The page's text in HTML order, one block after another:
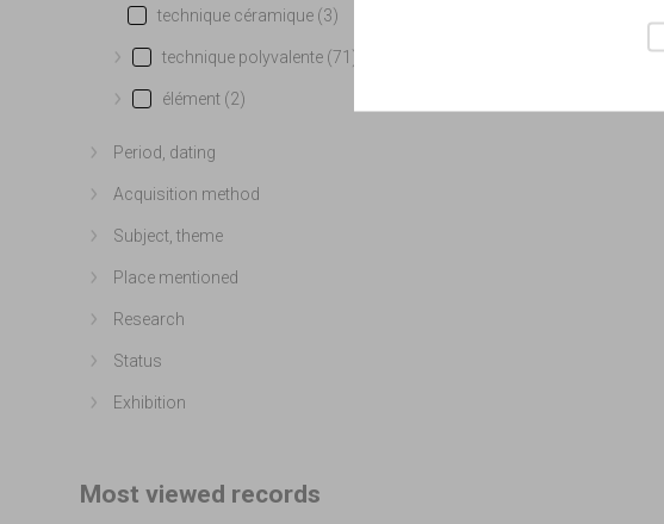
technique céramique (3)
Show moretechnique polyvalente (71)
Show moreélément (2)
Show more
Period, dating
Show more
Acquisition method
Show more
Subject, theme
Show more
Place mentioned
Show more
Research
Show more
Status
Show more
Exhibition
Most viewed records